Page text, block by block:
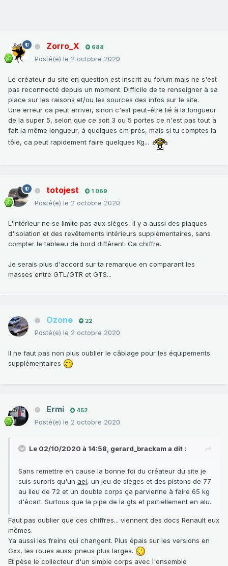
Zorro_X 688
Posté(e) le 2 octobre 2020
Le créateur du site en question est inscrit au forum mais ne s'est
pas reconnecté depuis un moment. Difficile de te renseigner à sa
place sur les raisons et/ou les sources des infos sur le site.
Une erreur ca peut arriver, sinon c'est peut-être lié à la longueur
de la super 5, selon que ce soit 3 ou 5 portes ce n'est pas tout à
fait la même longueur, à quelques cm près, mais si tu comptes la
tôle, ca peut rapidement faire quelques Kg...
totojest 1 069
Posté(e) le 2 octobre 2020
L'intérieur ne se limite pas aux sièges, il y a aussi des plaques
d'isolation et des revêtements intérieurs supplémentaires, sans
compter le tableau de bord différent. Ca chiffre.
Je serais plus d'accord sur ta remarque en comparant les
masses entre GTL/GTR et GTS...
Ozone 22
Posté(e) le 2 octobre 2020
Il ne faut pas non plus oublier le câblage pour les équipements
supplémentaires
Ermi 452
Posté(e) le 2 octobre 2020
Le 02/10/2020 à 14:58, gerard_brackam a dit :
Sans remettre en cause la bonne foi du créateur du site je
suis surpris qu'un aei, un jeu de sièges et des pistons de 77
au lieu de 72 et un double corps ça parvienne à faire 65 kg
d'écart. Surtous que la pipe de la gts et partiellement en alu.
Faut pas oublier que ces chiffres... viennent des docs Renault eux
mêmes.
Ya aussi les freins qui changent. Plus épais sur les versions en
Gxx, les roues aussi pneus plus larges.
Et pèse le collecteur d'un simple corps avec l'ensemble